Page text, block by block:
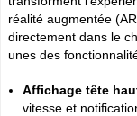
réalité augmentée
directement dans le
unes des
Affichage tête
vitesse et